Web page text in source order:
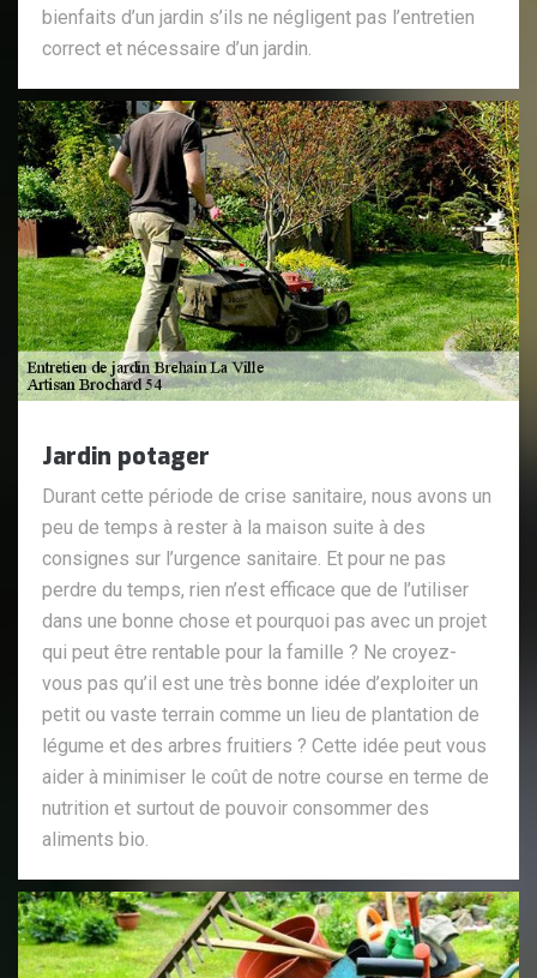
bienfaits d’un jardin s’ils ne négligent pas l’entretien
correct et nécessaire d’un jardin.
Jardin potager
Durant cette période de crise sanitaire, nous avons un
peu de temps à rester à la maison suite à des
consignes sur l’urgence sanitaire. Et pour ne pas
perdre du temps, rien n’est efficace que de l’utiliser
dans une bonne chose et pourquoi pas avec un projet
qui peut être rentable pour la famille ? Ne croyez-
vous pas qu’il est une très bonne idée d’exploiter un
petit ou vaste terrain comme un lieu de plantation de
légume et des arbres fruitiers ? Cette idée peut vous
aider à minimiser le coût de notre course en terme de
nutrition et surtout de pouvoir consommer des
aliments bio.